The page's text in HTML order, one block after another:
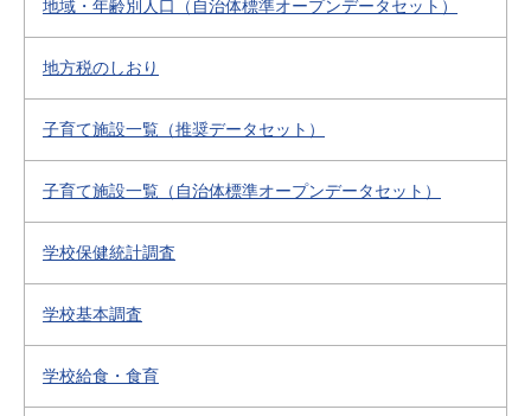
地域・年齢別人口（自治体標準オープンデータセット）
地方税のしおり
子育て施設一覧（推奨データセット）
子育て施設一覧（自治体標準オープンデータセット）
学校保健統計調査
学校基本調査
学校給食・食育